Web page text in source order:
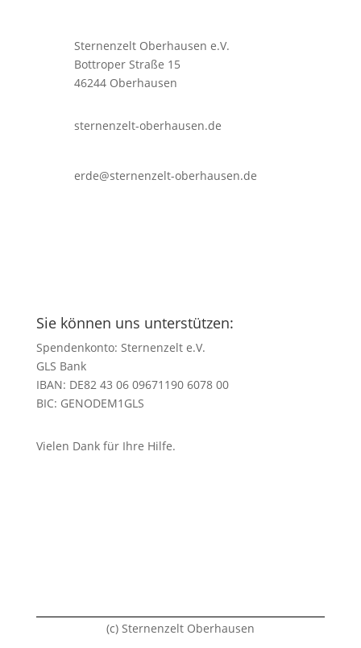
Sternenzelt Oberhausen e.V.
Bottroper Straße 15
46244 Oberhausen
sternenzelt-oberhausen.de
erde@sternenzelt-oberhausen.de
Sie können uns unterstützen:
Spendenkonto: Sternenzelt e.V.
GLS Bank
IBAN: DE82 43 06 09671190 6078 00
BIC: GENODEM1GLS
Vielen Dank für Ihre Hilfe.
(c) Sternenzelt Oberhausen